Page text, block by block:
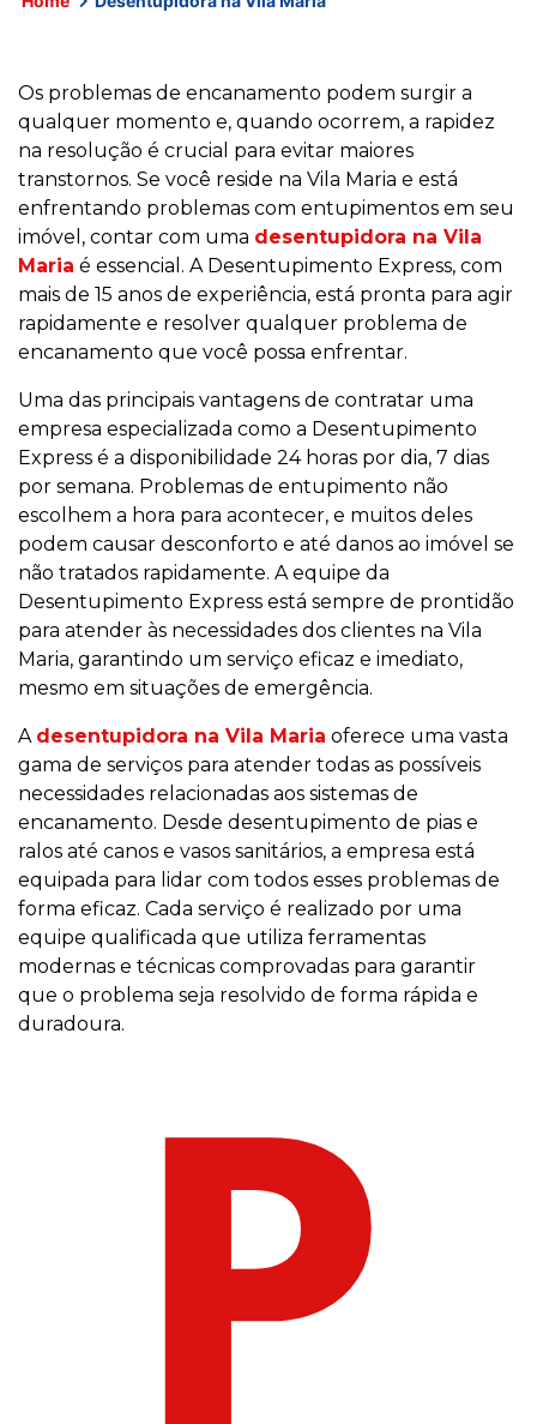
Os problemas de encanamento podem surgir a
qualquer momento e, quando ocorrem, a rapidez
na resolução é crucial para evitar maiores
transtornos. Se você reside na Vila Maria e está
enfrentando problemas com entupimentos em seu
imóvel, contar com uma desentupidora na Vila
Maria é essencial. A Desentupimento Express, com
mais de 15 anos de experiência, está pronta para agir
rapidamente e resolver qualquer problema de
encanamento que você possa enfrentar.
Uma das principais vantagens de contratar uma
empresa especializada como a Desentupimento
Express é a disponibilidade 24 horas por dia, 7 dias
por semana. Problemas de entupimento não
escolhem a hora para acontecer, e muitos deles
podem causar desconforto e até danos ao imóvel se
não tratados rapidamente. A equipe da
Desentupimento Express está sempre de prontidão
para atender às necessidades dos clientes na Vila
Maria, garantindo um serviço eficaz e imediato,
mesmo em situações de emergência.
A desentupidora na Vila Maria oferece uma vasta
gama de serviços para atender todas as possíveis
necessidades relacionadas aos sistemas de
encanamento. Desde desentupimento de pias e
ralos até canos e vasos sanitários, a empresa está
equipada para lidar com todos esses problemas de
forma eficaz. Cada serviço é realizado por uma
equipe qualificada que utiliza ferramentas
modernas e técnicas comprovadas para garantir
que o problema seja resolvido de forma rápida e
duradoura.
P